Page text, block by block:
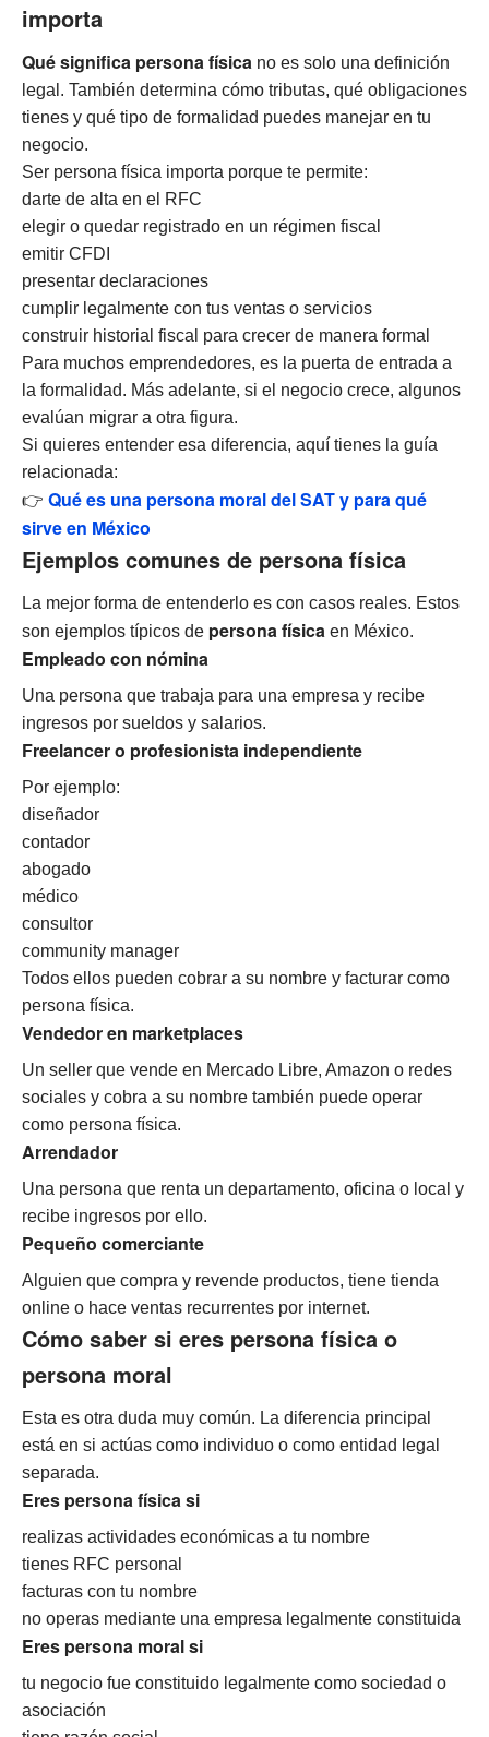
importa
Qué significa persona física no es solo una definición
legal. También determina cómo tributas, qué obligaciones
tienes y qué tipo de formalidad puedes manejar en tu
negocio.
Ser persona física importa porque te permite:
darte de alta en el RFC
elegir o quedar registrado en un régimen fiscal
emitir CFDI
presentar declaraciones
cumplir legalmente con tus ventas o servicios
construir historial fiscal para crecer de manera formal
Para muchos emprendedores, es la puerta de entrada a
la formalidad. Más adelante, si el negocio crece, algunos
evalúan migrar a otra figura.
Si quieres entender esa diferencia, aquí tienes la guía
relacionada:
👉 Qué es una persona moral del SAT y para qué
sirve en México
Ejemplos comunes de persona física
La mejor forma de entenderlo es con casos reales. Estos
son ejemplos típicos de persona física en México.
Empleado con nómina
Una persona que trabaja para una empresa y recibe
ingresos por sueldos y salarios.
Freelancer o profesionista independiente
Por ejemplo:
diseñador
contador
abogado
médico
consultor
community manager
Todos ellos pueden cobrar a su nombre y facturar como
persona física.
Vendedor en marketplaces
Un seller que vende en Mercado Libre, Amazon o redes
sociales y cobra a su nombre también puede operar
como persona física.
Arrendador
Una persona que renta un departamento, oficina o local y
recibe ingresos por ello.
Pequeño comerciante
Alguien que compra y revende productos, tiene tienda
online o hace ventas recurrentes por internet.
Cómo saber si eres persona física o
persona moral
Esta es otra duda muy común. La diferencia principal
está en si actúas como individuo o como entidad legal
separada.
Eres persona física si
realizas actividades económicas a tu nombre
tienes RFC personal
facturas con tu nombre
no operas mediante una empresa legalmente constituida
Eres persona moral si
tu negocio fue constituido legalmente como sociedad o
asociación